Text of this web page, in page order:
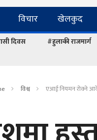
विचार खेलकुद
दिवस #हुलाकी राजमार्ग
विश्व एआई नियमन रोक्ने